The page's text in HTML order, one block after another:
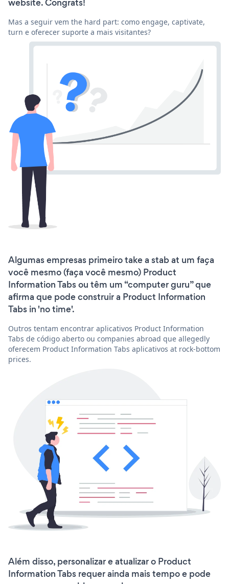
website. Congrats!
Mas a seguir vem the hard part: como engage, captivate,
turn e oferecer suporte a mais visitantes?
Algumas empresas primeiro take a stab at um faça
você mesmo (faça você mesmo) Product
Information Tabs ou têm um “computer guru” que
afirma que pode construir a Product Information
Tabs in 'no time'.
Outros tentam encontrar aplicativos Product Information
Tabs de código aberto ou companies abroad que allegedly
oferecem Product Information Tabs aplicativos at rock-bottom
prices.
Além disso, personalizar e atualizar o Product
Information Tabs requer ainda mais tempo e pode